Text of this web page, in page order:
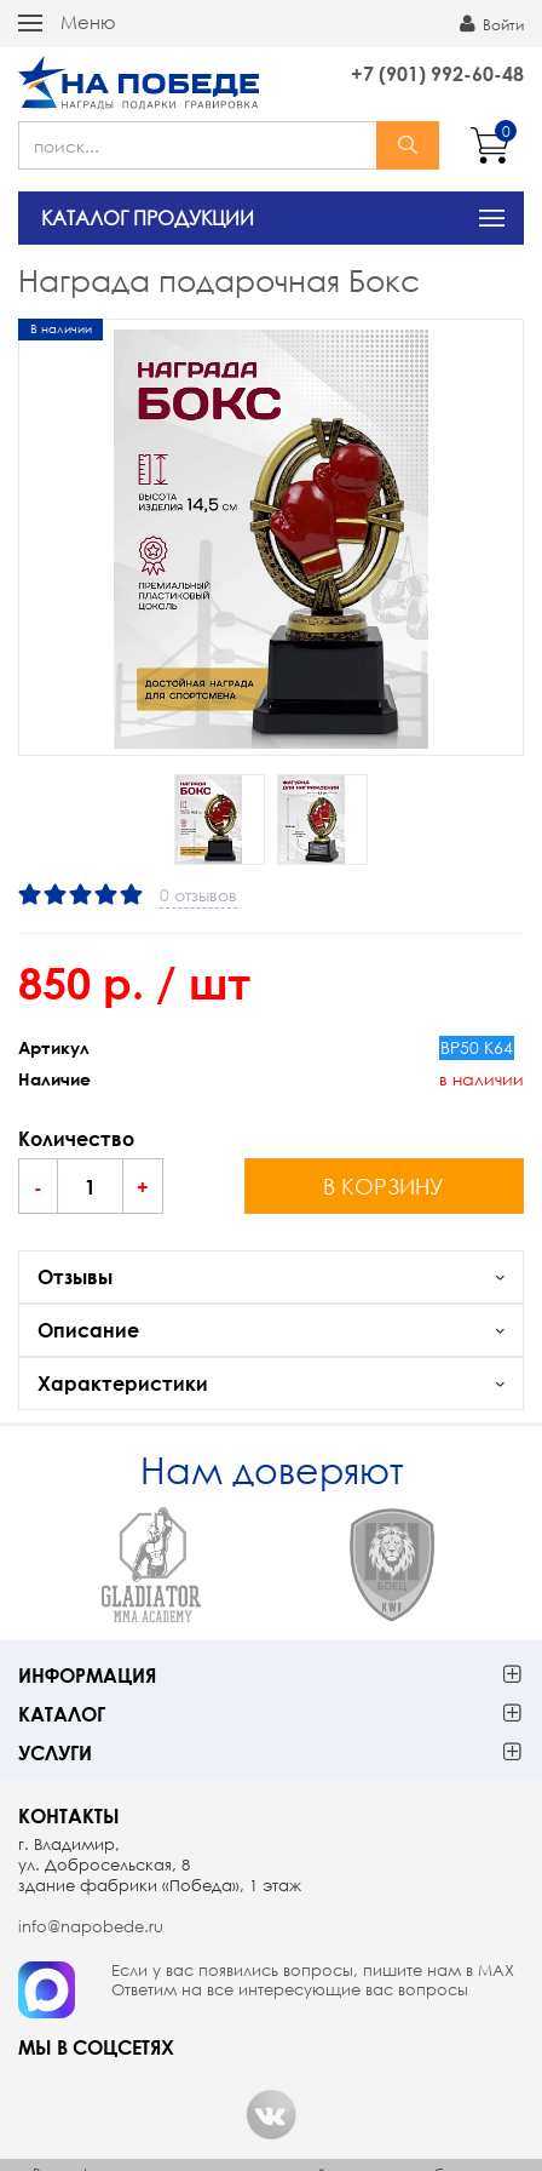
Меню Войти
+7 (901) 992-60-48
0
КАТАЛОГ ПРОДУКЦИИ
Награда подарочная Бокс
В наличии
0 отзывов
850 р. / шт
Артикул ВР50 К64
Наличие в наличии
Количество
- + В КОРЗИНУ
Отзывы
Описание
Характеристики
Нам доверяют
ИНФОРМАЦИЯ
КАТАЛОГ
УСЛУГИ
КОНТАКТЫ
г. Владимир,
ул. Добросельская, 8
здание фабрики «Победа», 1 этаж
info@napobede.ru
Если у вас появились вопросы, пишите нам в МАX
Ответим на все интересующие вас вопросы
МЫ В СОЦСЕТЯХ